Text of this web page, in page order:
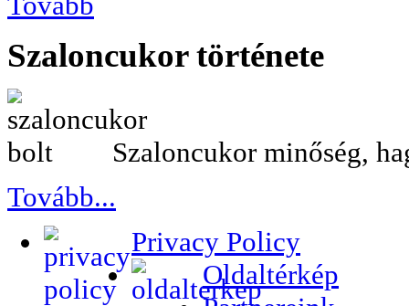
Szaloncukortörténete
Szaloncukor minőség,
Tovább...
Privacy Policy
Oldaltérkép